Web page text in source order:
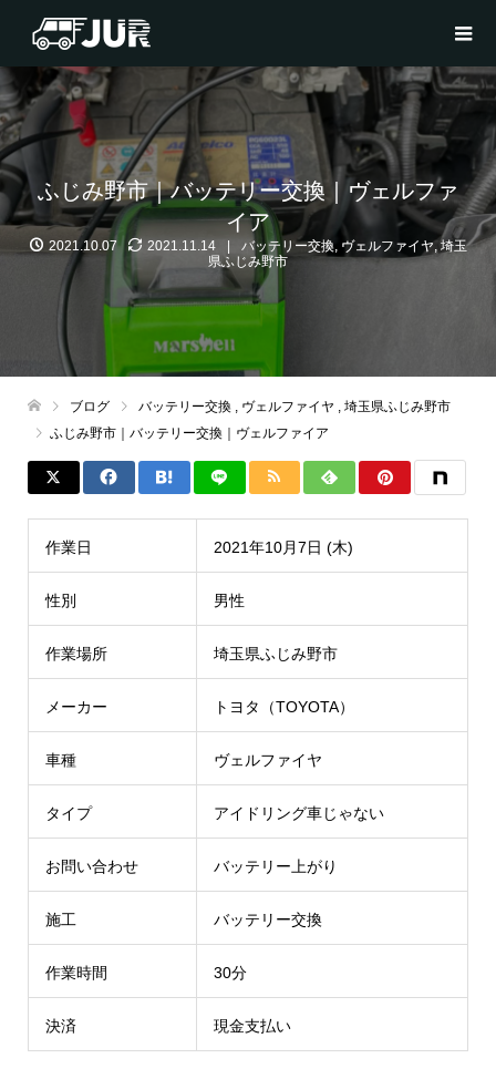
ふじみ野市｜バッテリー交換｜ヴェルファ
イア
2021.10.07 2021.11.14 バッテリー交換, ヴェルファイヤ, 埼玉
県ふじみ野市
ブログ バッテリー交換 ヴェルファイヤ
埼玉県ふじみ野市
ふじみ野市｜バッテリー交換｜ヴェルファイア
作業日 2021年10月7日 (木)
性別 男性
作業場所 埼玉県ふじみ野市
メーカー トヨタ（TOYOTA）
車種 ヴェルファイヤ
タイプ アイドリング車じゃない
お問い合わせ バッテリー上がり
施工 バッテリー交換
作業時間 30分
決済 現金支払い